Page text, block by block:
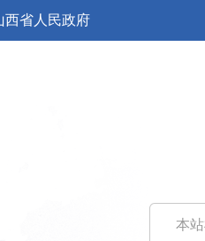
西省人民政府
本